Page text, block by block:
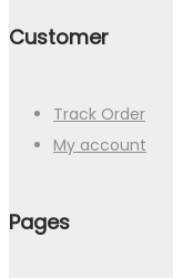
Customer
Track Order
My account
Pages